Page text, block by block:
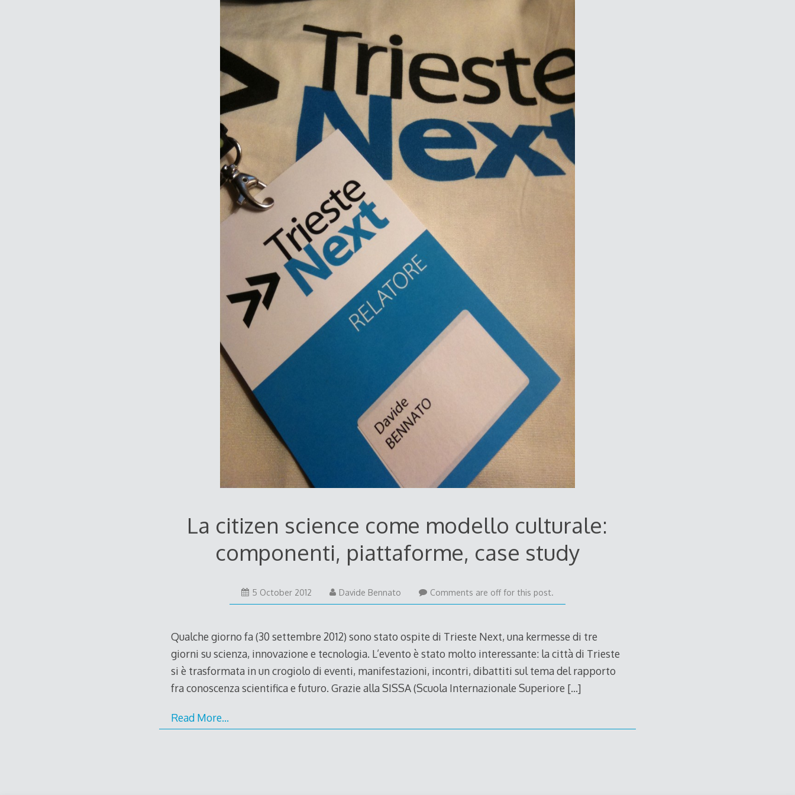
La citizen science come modello culturale:
componenti, piattaforme, case study
5 October 2012 Davide Bennato Comments are off for this post.
Qualche giorno fa (30 settembre 2012) sono stato ospite di Trieste Next, una kermesse di tre
giorni su scienza, innovazione e tecnologia. L’evento è stato molto interessante: la città di Trieste
si è trasformata in un crogiolo di eventi, manifestazioni, incontri, dibattiti sul tema del rapporto
fra conoscenza scientifica e futuro. Grazie alla SISSA (Scuola Internazionale Superiore […]
Read More…